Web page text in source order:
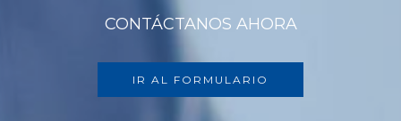
CONTÁCTANOS AHORA
IR AL FORMULARIO